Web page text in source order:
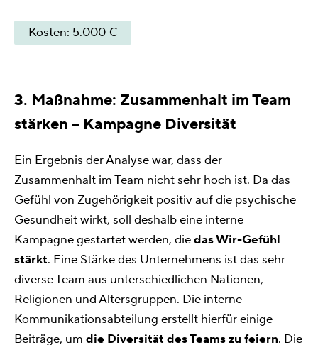
Kosten: 5.000 €
3. Maßnahme: Zusammenhalt im Team
stärken – Kampagne Diversität
Ein Ergebnis der Analyse war, dass der
Zusammenhalt im Team nicht sehr hoch ist. Da das
Gefühl von Zugehörigkeit positiv auf die psychische
Gesundheit wirkt, soll deshalb eine interne
Kampagne gestartet werden, diedas Wir-Gefühl
stärkt. Eine Stärke des Unternehmens ist das sehr
diverse Team aus unterschiedlichen Nationen,
Religionen und Altersgruppen. Die interne
Kommunikationsabteilung erstellt hierfür einige
Beiträge, um die Diversität des Teams zu feiern. Die